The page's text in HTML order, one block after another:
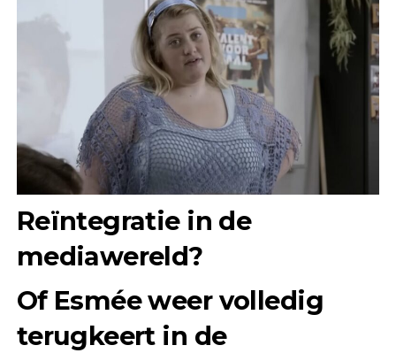
Reïntegratie in de
mediawereld?
Of Esmée weer volledig
terugkeert in de